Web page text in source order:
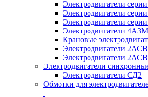
Электродвигатели
Электродвигатели
Электродвигатели
Электродвигатели 4АЗМ
Крановые
Электродвигатели
Электродвигатели
Электродвигатели
Электродвигатели СД2
Обмотки для